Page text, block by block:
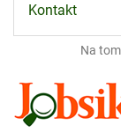
Kontakt
Na